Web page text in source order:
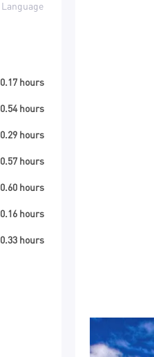
Language
0.17 hours
0.54 hours
0.29 hours
0.57 hours
0.60 hours
0.16 hours
0.33 hours